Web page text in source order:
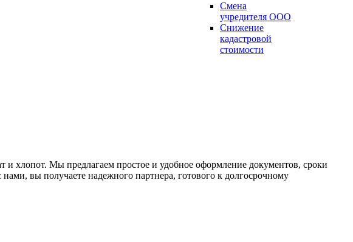
Смена
учредителя ООО
Снижение
кадастровой
стоимости
хлопот. Мы предлагаем простое и удобное оформление документов, сроки
вы получаете надежного партнера, готового к долгосрочному